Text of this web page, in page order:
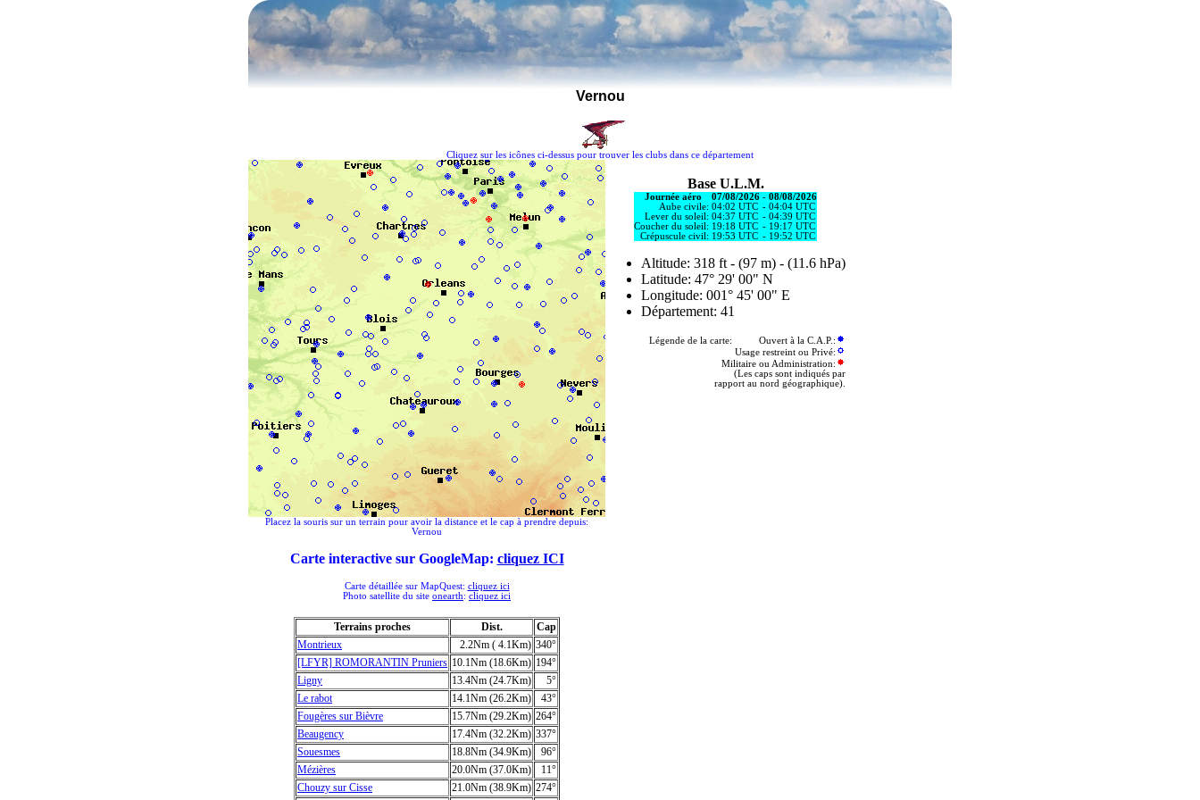
Vernou
Cliquez sur les icônes ci-dessus pour trouver les clubs dans ce département
Base U.L.M.
Journée aéro 07/08/2026 - 08/08/2026
Aube civile: 04:02 UTC - 04:04 UTC
Lever du soleil: 04:37 UTC - 04:39 UTC
Coucher du soleil: 19:18 UTC - 19:17 UTC
Crépuscule civil: 19:53 UTC - 19:52 UTC
Altitude: 318 ft - (97 m) - (11.6 hPa)
Latitude: 47° 29' 00" N
Longitude: 001° 45' 00" E
Département: 41
Légende de la carte: Ouvert à la C.A.P.:
Usage restreint ou Privé:
Militaire ou Administration:
(Les caps sont indiqués par
rapport au nord géographique).
Placez la souris sur un terrain pour avoir la distance et le cap à prendre depuis:
Vernou
Carte interactive sur GoogleMap: cliquez ICI
Carte détaillée sur MapQuest: cliquez ici
Photo satellite du site onearth: cliquez ici
Terrains proches Dist.
Cap
Montrieux
2.2Nm ( 4.1Km) 340°
[LFYR] ROMORANTIN Pruniers 10.1Nm (18.6Km) 194°
Ligny
13.4Nm (24.7Km)
5°
Le rabot
14.1Nm (26.2Km)
43°
Fougères sur Bièvre
15.7Nm (29.2Km) 264°
Beaugency
17.4Nm (32.2Km) 337°
Souesmes
18.8Nm (34.9Km)
96°
Mézières
20.0Nm (37.0Km)
11°
Chouzy sur Cisse
21.0Nm (38.9Km) 274°